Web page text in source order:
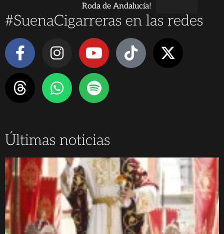
Roda de Andalucía!
#SuenaCigarreras en las redes
Últimas noticias